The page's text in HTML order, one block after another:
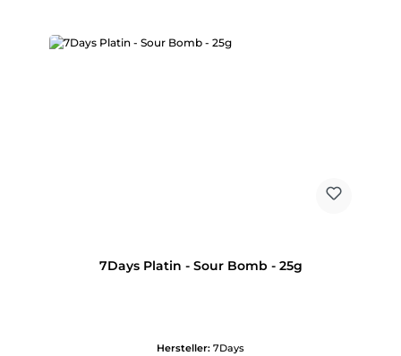
7Days Platin - Sour Bomb - 25g
Hersteller: 7Days